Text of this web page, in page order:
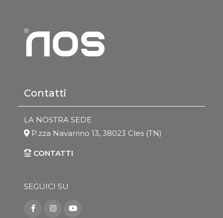
Contatti
LA NOSTRA SEDE
P.zza Navarrino 13, 38023 Cles (TN)
CONTATTI
SEGUICI SU